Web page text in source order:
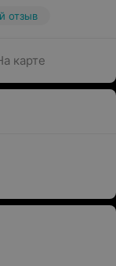
отзыв
карте